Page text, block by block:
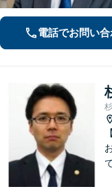
電話でお問い合